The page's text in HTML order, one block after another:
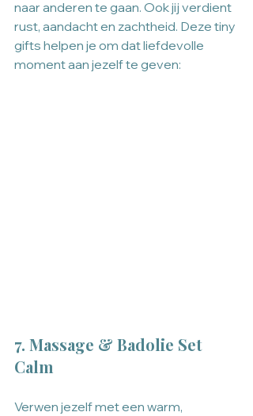
naar anderen te gaan. Ook jij verdient
rust, aandacht en zachtheid. Deze tiny
gifts helpen je om dat liefdevolle
moment aan jezelf te geven:
7. Massage & Badolie Set
Calm
Verwen jezelf met een warm,